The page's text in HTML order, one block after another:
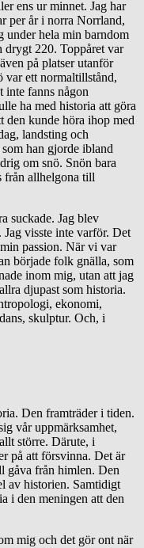
ens ur minnet. Jag har
per år i norra Norrland,
under hela min barndom
drygt 220. Toppåret var
på platser utanför
var ett normaltillstånd,
inte fanns någon
ha med historia att göra
den kunde höra ihop med
landsting och
han gjorde ibland
om snö. Snön bara
från allhelgona till
suckade. Jag blev
visste inte varför. Det
passion. När vi var
började folk gnälla, som
inom mig, utan att jag
djupast som historia.
ekonomi,
skulptur. Och, i
Den framträder i tiden.
vår uppmärksamhet,
större. Därute, i
på att försvinna. Det är
gåva från himlen. Den
av historien. Samtidigt
i den meningen att den
mig och det gör ont när